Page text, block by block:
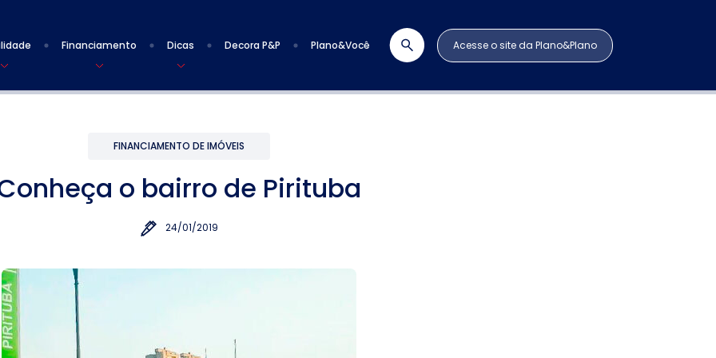
Financiamento Dicas Decora P&P Plano&Você Acesse o site da Plano&Plano
FINANCIAMENTO DE IMÓVEIS
o bairro de Pirituba
24/01/2019